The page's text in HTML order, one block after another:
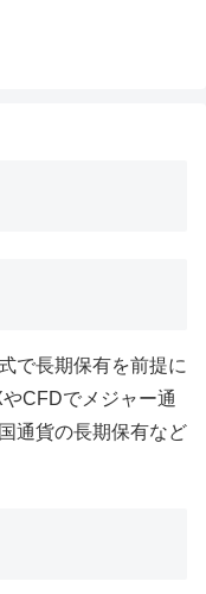
で長期保有を前提に
CFDでメジャー通
通貨の長期保有など